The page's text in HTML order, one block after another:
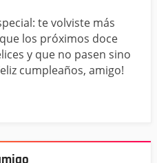
te volviste más
los próximos doce
y que no pasen sino
cumpleaños, amigo!